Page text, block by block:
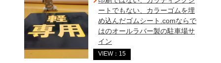
ートでもない、カラーゴムを埋
め込んだゴムシート.comならで
はのオールラバー製の駐車場サ
イン
VIEW：15